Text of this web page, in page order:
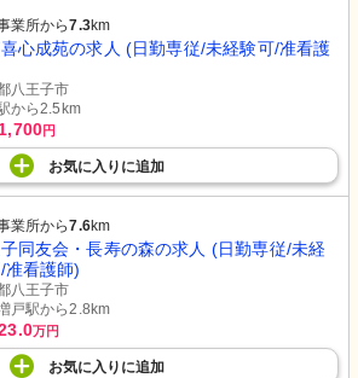
業所から7.3km
心成苑の求人 (日勤専従/未経験可/准看護
八王子市
から2.5km
円
お気に入り に追加
業所から7.6km
同友会・長寿の森の求人 (日勤専従/未経
准看護師)
八王子市
戸駅から2.8km
万円
お気に入り に追加